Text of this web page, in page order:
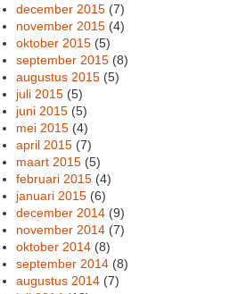
december 2015 (7)
november 2015 (4)
oktober 2015 (5)
september 2015 (8)
augustus 2015 (5)
juli 2015 (5)
juni 2015 (5)
mei 2015 (4)
april 2015 (7)
maart 2015 (5)
februari 2015 (4)
januari 2015 (6)
december 2014 (9)
november 2014 (7)
oktober 2014 (8)
september 2014 (8)
augustus 2014 (7)